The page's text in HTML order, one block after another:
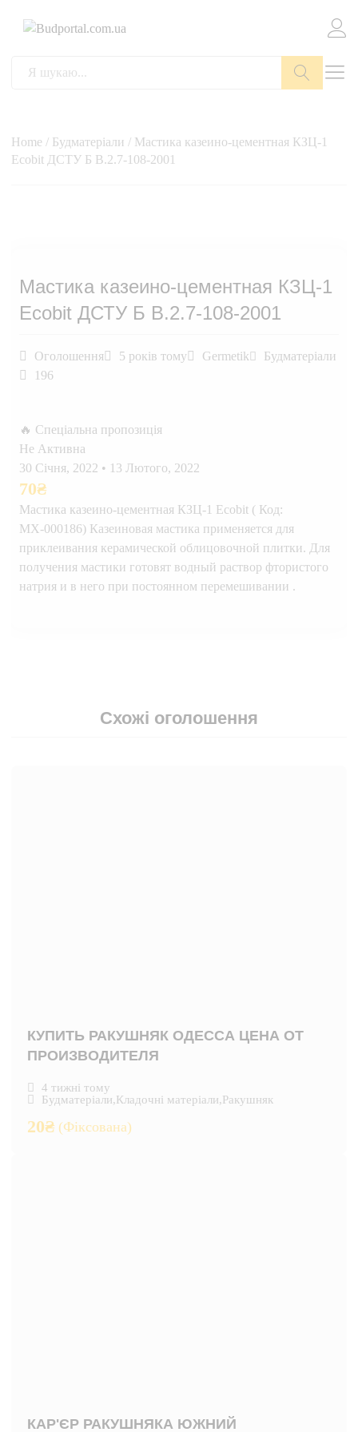
Home / Будматеріали / Мастика казеино-цементная КЗЦ-1
Ecobit ДСТУ Б В.2.7-108-2001
Мастика казеино-цементная КЗЦ-1
Ecobit ДСТУ Б В.2.7-108-2001
Оголошення 5 років тому Germetik
Будматеріали
196
🔥 Спеціальна пропозиція
Не Активна
30 Січня, 2022 • 13 Лютого, 2022
70₴
Мастика казеино-цементная КЗЦ-1 Ecobit ( Код:
МХ-000186) Казеиновая мастика применяется для
приклеивания керамической облицовочной плитки. Для
получения мастики готовят водный раствор фтористого
натрия и в него при постоянном перемешивании .
Схожі оголошення
КУПИТЬ РАКУШНЯК ОДЕССА ЦЕНА ОТ
ПРОИЗВОДИТЕЛЯ
4 тижні тому
Будматеріали,Кладочні матеріали,Ракушняк
20₴ (Фіксована)
КАР'ЄР РАКУШНЯКА ЮЖНИЙ